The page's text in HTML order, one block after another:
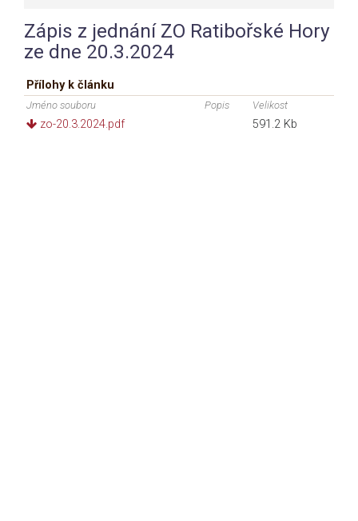
Zápis z jednání ZO Ratibořské Hory
ze dne 20.3.2024
Přílohy k článku
Jméno souboru Popis Velikost
zo-20.3.2024.pdf 591.2 Kb